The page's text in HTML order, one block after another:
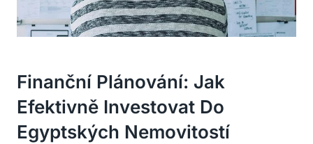
Finanční Plánování:‍ Jak‌
Efektivně Investovat Do
Egyptských Nemovitostí